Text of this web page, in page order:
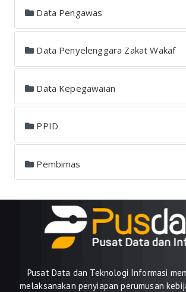
Data Pengawas
Data Penyelenggara Zakat Wakaf
Data Kepegawaian
PPID
Pembimas
Pusat Data dan Teknologi Informasi
melaksanakan penyiapan perumusan